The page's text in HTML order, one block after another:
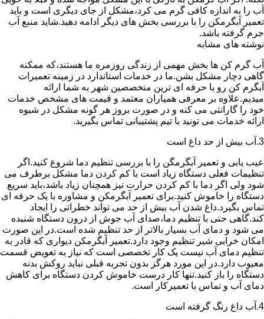
آب را به اندازه کافی گرم می کرد،مشکل از جای دیگری است و باید
تعمیر آبگرمکن را با بررسی بخش های دیگر ادامه دهید.شاید منبع آب
جرم گرفته باشد.
نوشته های مشابه
آب گرم کن ها بخش مهمی از زندگی روزمره ما هستند،که ممکنه
گاهی دچار مشکل بشن.ما در خدمات استاندارد در زمینه تعمیرات
آبگرم کن رو با حرفه ای ترین متخصصین شهر به شما ارائه
میدیم.علاوه بر معرفی همیاران معتمد و قیمت های مشخص خدمات
خود را گارانتی می کنه و در صورت بروز هر گونه مشکل در شیوه
ارائه خدمات می تونید با تیم پشتیبانی تماس بگیرید.
3.آب بیش از حد داغ است
عیب یابی و تعمیر آبگرمگن را با بررسی تنظیم دما شروع کنید.اگر
تنظیمات فعلی دستگاه زیاد است با کم کردن دما مشکل برطرف می
شود ولی اگر دما با کم کردن حرارت نیز همچنان زیاد باشد،باید سریع
دستگاه را خاموش کنید.برای تعمیر آبگرمکن و مشاوره با یک حرفه ای
تماس بگیرد.داغ شدن آب بیش از حد می تواند خطراتی را ایجاد
کند.گاهی حتی با تنظیم دما،صدای آب جوش از درون دستگاه شنیده
می شود و دمای آب بسیار بالاتر از حد تنظیم شده است.در این صورت
امکان خرابی شیر تنظیم وجود دارد.تعمیر آبگرمکن دیواری که قادر به
تنظیم دمای آب نیست یک کار تخصصی است که نیاز به تعویض قسمت
معیوب دارد.در این مورد هرگز بدون تجربه قبلی نباید روکش بدنه
دستگاه را باز کنید.تنها کار درست خاموش کردن دستگاه برای کاهش
دمای آب و تماس با تعمیرکار است.
4.آب داغ رنگ گرفته است